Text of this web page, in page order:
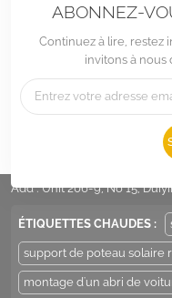
ABONNEZ-
Continuez à lire, restez
invitons à nous
Add : Unit 206-9, No 15,
ÉTIQUETTES CHAUDES :
support de poteau solaire
montage d'un abri de